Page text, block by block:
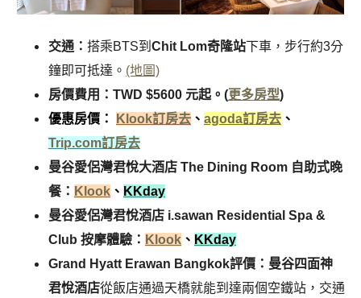
交通： 搭乘BTS到 Chit Lom奇隆站下車，步行約3分
鐘即可抵達。 (地圖)
房價費用：TWD $5600 元起。(更多房型)
優惠房價：
Klook訂房去 、 agoda訂房去 、
Trip.com訂房去
曼谷愛侶灣君悅大酒店 The Dining Room 自助式晚
餐： Klook 、 KKday
曼谷愛侶灣君悅酒店 i.sawan Residential Spa &
Club 按摩體驗： Klook 、 KKday
Grand Hyatt Erawan Bangkok評價：曼谷四面神
君悅酒店從飯店通過天橋就能到達兩個空鐵站，交通